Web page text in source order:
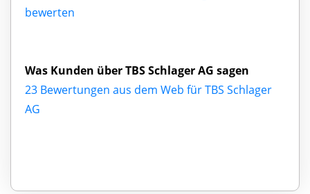
bewerten
Was Kunden über TBS Schlager AG sagen
23 Bewertungen aus dem Web für TBS Schlager
AG